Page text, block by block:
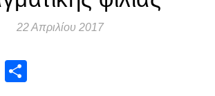
22 Απριλίου 2017
Email